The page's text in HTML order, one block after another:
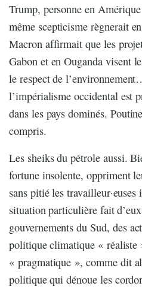
Trump, personne en
même scepticisme règnerait
Macron affirmait que les
Gabon et en Ouganda visent
le respect de
l’impérialisme occidental est
dans les pays dominés.
compris.
Les sheiks du pétrole aussi.
fortune insolente, oppriment
sans pitié les travailleur·euses
situation particulière fait
gouvernements du Sud, des
politique climatique « réaliste
« pragmatique », comme dit
politique qui dénoue les